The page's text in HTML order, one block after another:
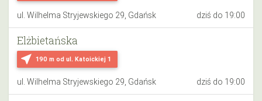
ul. Wilhelma Stryjewskiego 29, Gdańsk dziś do 19:00
near_me 190 m od ul. Katoickiej 1
Elżbietańska
ul. Wilhelma Stryjewskiego 29, Gdańsk dziś do 19:00